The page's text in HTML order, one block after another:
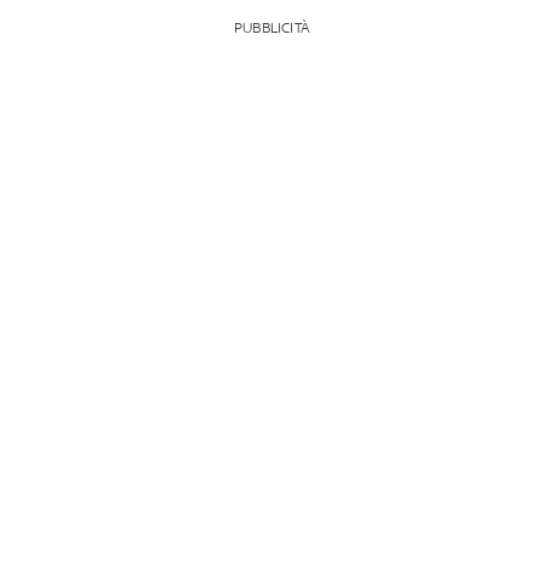
PUBBLICITÀ